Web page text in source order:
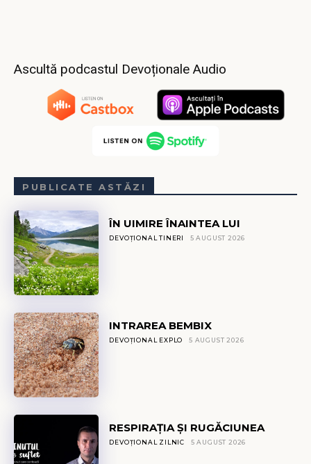
Ascultă podcastul Devoționale Audio
PUBLICATE ASTĂZI
ÎN UIMIRE ÎNAINTEA LUI
DEVOȚIONAL TINERI 5 AUGUST 2026
INTRAREA BEMBIX
DEVOȚIONAL EXPLO 5 AUGUST 2026
RESPIRAȚIA ȘI RUGĂCIUNEA
DEVOȚIONAL ZILNIC 5 AUGUST 2026